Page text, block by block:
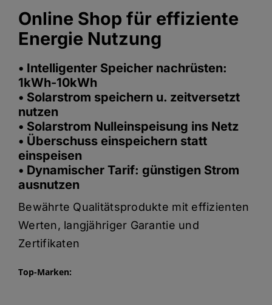
Online Shop für effiziente
Energie Nutzung
• Intelligenter Speicher nachrüsten:
1kWh-10kWh
• Solarstrom speichern u. zeitversetzt
nutzen
• Solarstrom Nulleinspeisung ins Netz
• Überschuss einspeichern statt
einspeisen
• Dynamischer Tarif: günstigen Strom
ausnutzen
Bewährte Qualitätsprodukte mit effizienten
Werten, langjähriger Garantie und
Zertifikaten
Top-Marken: